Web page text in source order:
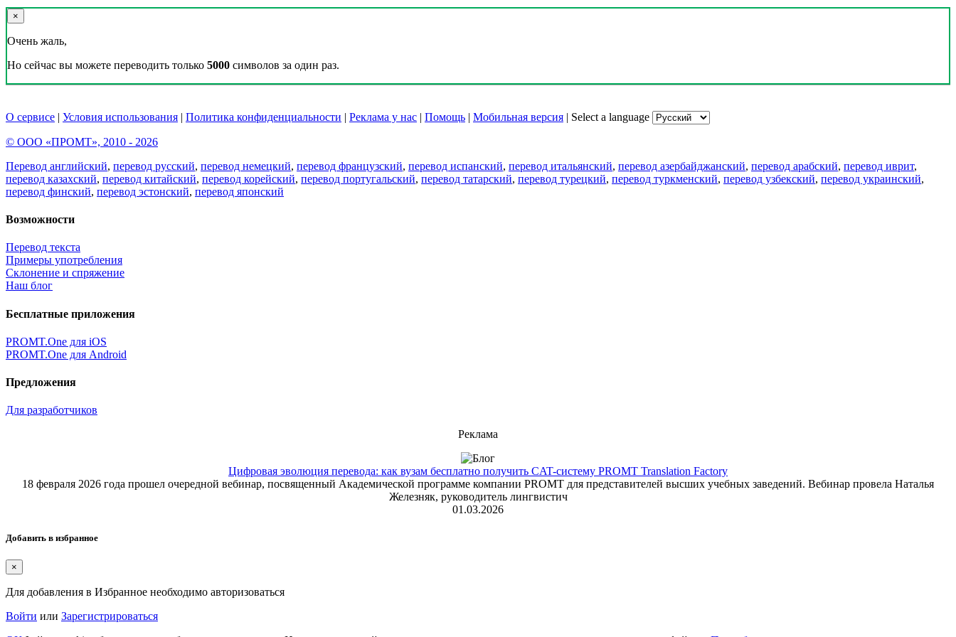
×
Очень жаль,
Но сейчас вы можете переводить только 5000 символов за один раз.
О сервисе | Условия использования | Политика конфиденциальности | Реклама у нас | Помощь | Мобильная версия | Select a language
© ООО «ПРОМТ», 2010 - 2026
Перевод английский, перевод русский, перевод немецкий, перевод французский, перевод испанский, перевод итальянский, перевод азербайджанский, перевод арабский, перевод иврит,
перевод казахский, перевод китайский, перевод корейский, перевод португальский, перевод татарский, перевод турецкий, перевод туркменский, перевод узбекский, перевод украинский,
перевод финский, перевод эстонский, перевод японский
Возможности
Перевод текста
Примеры употребления
Склонение и спряжение
Наш блог
Бесплатные приложения
PROMT.One для iOS
PROMT.One для Android
Предложения
Для разработчиков
Реклама
Цифровая эволюция перевода: как вузам бесплатно получить CAT-систему PROMT Translation Factory
18 февраля 2026 года прошел очередной вебинар, посвященный Академической программе компании PROMT для представителей высших учебных заведений. Вебинар провела Наталья
Железняк, руководитель лингвистич
01.03.2026
Добавить в избранное
×
Для добавления в Избранное необходимо авторизоваться
Войти или Зарегистрироваться